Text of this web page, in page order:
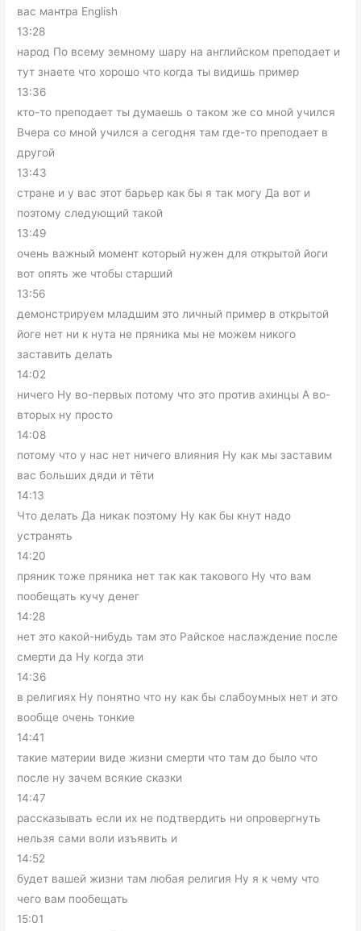
вас мантра English
13:28
народ По всему земному шару на английском преподает и
тут знаете что хорошо что когда ты видишь пример
13:36
кто-то преподает ты думаешь о таком же со мной учился
Вчера со мной учился а сегодня там где-то преподает в
другой
13:43
стране и у вас этот барьер как бы я так могу Да вот и
поэтому следующий такой
13:49
очень важный момент который нужен для открытой йоги
вот опять же чтобы старший
13:56
демонстрируем младшим это личный пример в открытой
йоге нет ни к нута не пряника мы не можем никого
заставить делать
14:02
ничего Ну во-первых потому что это против ахинцы А во-
вторых ну просто
14:08
потому что у нас нет ничего влияния Ну как мы заставим
вас больших дяди и тёти
14:13
Что делать Да никак поэтому Ну как бы кнут надо
устранять
14:20
пряник тоже пряника нет так как такового Ну что вам
пообещать кучу денег
14:28
нет это какой-нибудь там это Райское наслаждение после
смерти да Ну когда эти
14:36
в религиях Ну понятно что ну как бы слабоумных нет и это
вообще очень тонкие
14:41
такие материи виде жизни смерти что там до было что
после ну зачем всякие сказки
14:47
рассказывать если их не подтвердить ни опровергнуть
нельзя сами воли изъявить и
14:52
будет вашей жизни там любая религия Ну я к чему что
чего вам пообещать
15:01